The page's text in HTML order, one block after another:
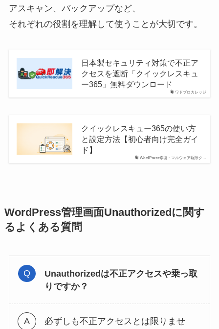
アスキャン、バックアップなど、
それぞれの役割を理解して使うことが大切です。
ワドプロカレッジ
日本製セキュリティ対策で不正ア
クセスを遮断「クイックレスキュ
ー365」無料ダウンロード
WordPress修復・マルウェア駆除ク…
クイックレスキュー365の使い方
と設定方法【初心者向け完全ガイ
ド】
WordPress管理画面Unauthorizedに関す
るよくある質問
Unauthorizedは不正アクセスや乗っ取
りですか？
必ずしも不正アクセスとは限りませ